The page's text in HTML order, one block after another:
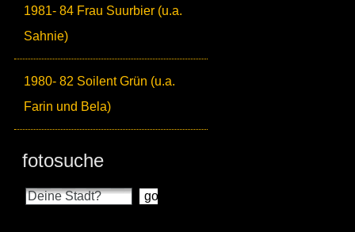
1981- 84 Frau Suurbier (u.a.
Sahnie)
1980- 82 Soilent Grün (u.a.
Farin und Bela)
fotosuche